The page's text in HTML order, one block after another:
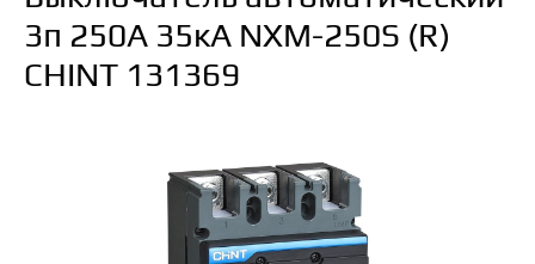
3п 250А 35кА NXM-250S (R)
CHINT 131369